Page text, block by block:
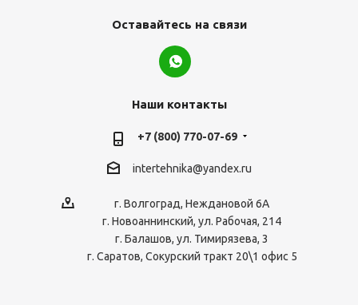
Оставайтесь на связи
Наши контакты
+7 (800) 770-07-69
intertehnika@yandex.ru
г. Волгоград, Неждановой 6А
г. Новоаннинский, ул. Рабочая, 214
г. Балашов, ул. Тимирязева, 3
г. Саратов, Сокурский тракт 20\1 офис 5